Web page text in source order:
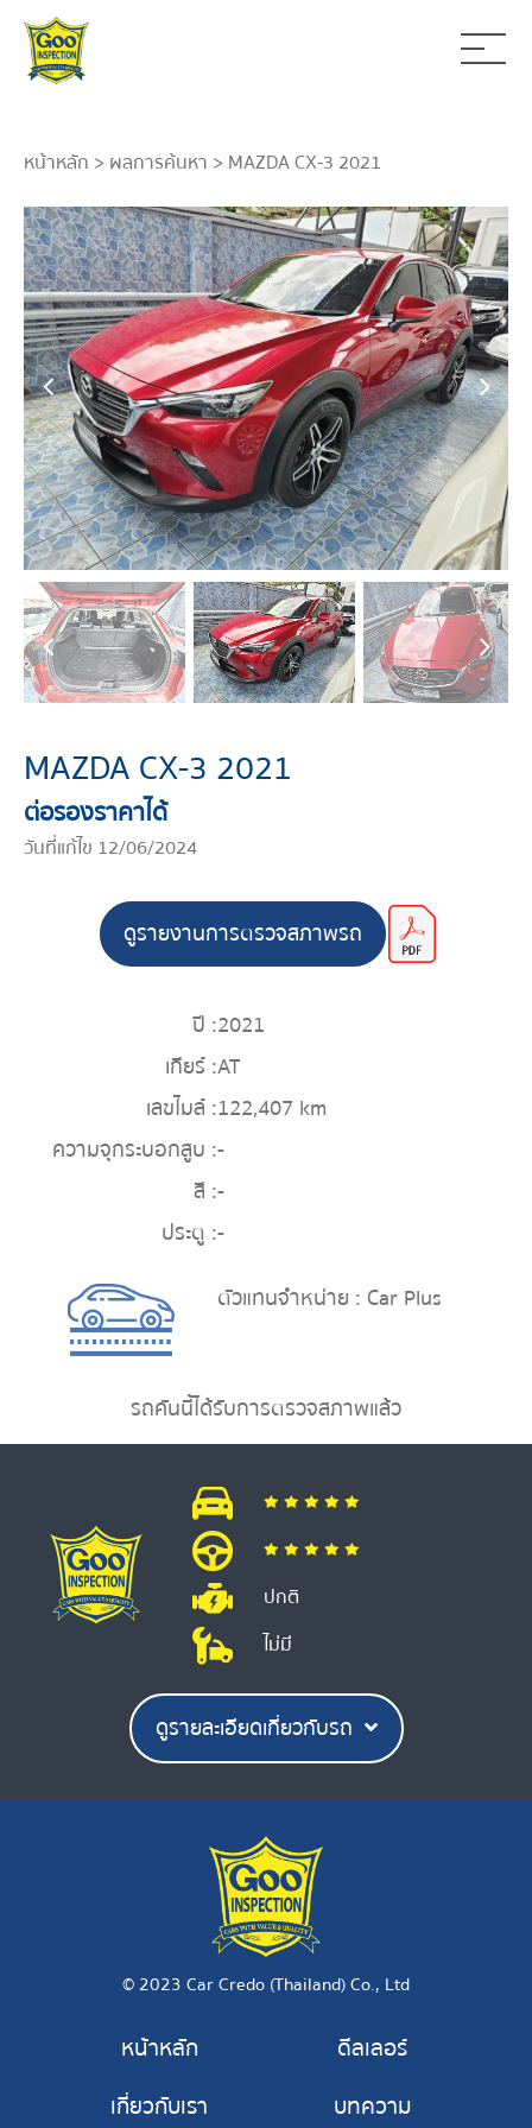
หน้าหลัก > ผลการค้นหา > MAZDA CX-3 2021
MAZDA CX-3 2021
ต่อรองราคาได้
วันที่แก้ไข 12/06/2024
ดูรายงานการตรวจสภาพรถ
ปี :2021
เกียร์ :AT
เลขไมล์ :122,407 km
ความจุกระบอกสูบ :-
สี :-
ประตู :-
ตัวแทนจำหน่าย : Car Plus
รถคันนี้ได้รับการตรวจสภาพแล้ว
ปกติ
ไม่มี
ดูรายละเอียดเกี่ยวกับรถ
© 2023 Car Credo (Thailand) Co., Ltd
หน้าหลัก
เกี่ยวกับเรา
ดีลเลอร์
บทความ